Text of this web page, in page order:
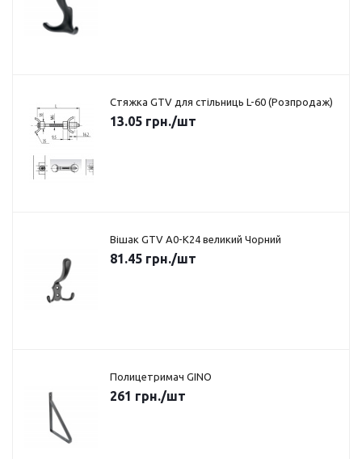
Стяжка GTV для стільниць L-60 (Розпродаж)
13.05 грн./шт
Вішак GTV A0-K24 великий Чорний
81.45 грн./шт
Полицетримач GINO
261 грн./шт